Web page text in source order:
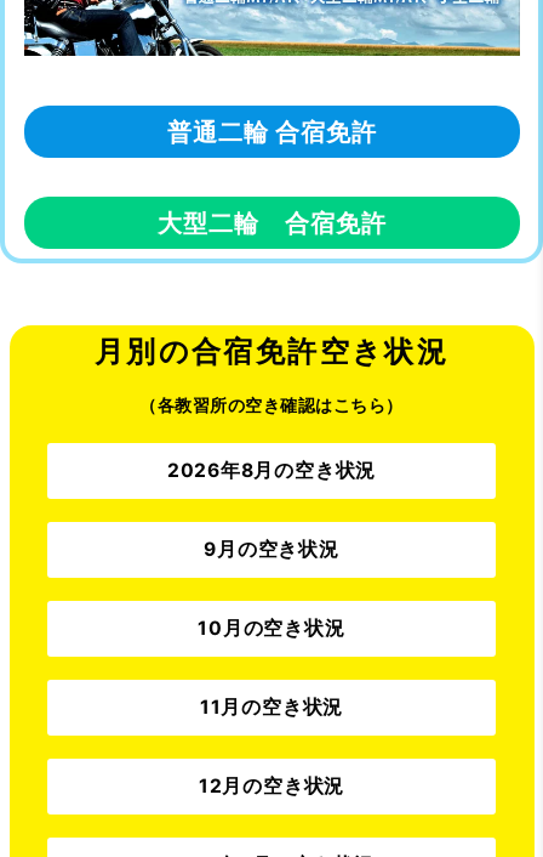
普通二輪 合宿免許
大型二輪 合宿免許
月別の合宿免許空き状況
（各教習所の空き確認はこちら）
2026年8月の空き状況
9月の空き状況
10月の空き状況
11月の空き状況
12月の空き状況